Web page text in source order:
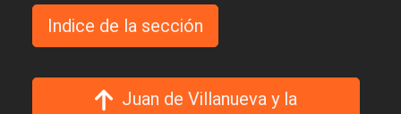
Indice de la sección
Juan de Villanueva y la